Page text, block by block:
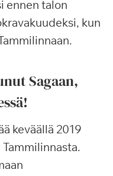
ennen talon
kun
Sagaan,
keväällä 2019